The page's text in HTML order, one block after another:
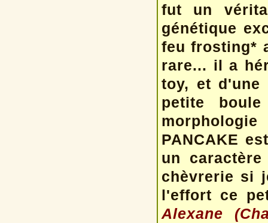
fut un
génétique
feu frosting*
rare... il a
toy, et d'une
petite
PANCAKE
un
chèvrerie si
l'effort ce
Alexane